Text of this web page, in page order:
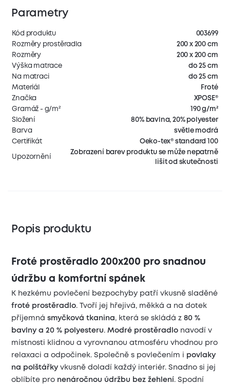
Parametry
Kód produktu
003699
Rozměry prostěradla
200 x 200 cm
Rozměry
200 x 200 cm
Výška matrace
do 25 cm
Na matraci
do 25 cm
Materiál
Froté
Značka
XPOSE®
Gramáž - g/m²
190 g/m²
Složení
80% bavlna, 20% polyester
Barva
světle modrá
Certifikát
Oeko-tex® standard 100
Upozornění
Zobrazení barev produktu se může nepatrně
lišit od skutečnosti
Popis produktu
Froté prostěradlo 200x200 pro snadnou
údržbu a komfortní spánek
K hezkému povlečení bezpochyby patří vkusně sladěné
froté prostěradlo. Tvoří jej hřejivá, měkká a na dotek
příjemnásmyčková tkanina, která se skládá z80 %
bavlny a 20 % polyesteru.Modré prostěradlo navodí v
místnosti klidnou a vyrovnanou atmosféru vhodnou pro
relaxaci a odpočinek. Společně s povlečením i povlaky
na polštářky vkusně doladí každý interiér. Snadno si jej
oblíbíte pro nenáročnou údržbu bez žehlení. Spodní